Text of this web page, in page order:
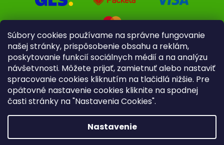
Súbory cookies používame na správne fungovanie
našej stránky, prispôsobenie obsahu a reklám,
poskytovanie funkcií sociálnych médií a na analýzu
návšetvnosti. Môžete prijať, zamietnuť alebo nastaviť
spracovanie cookies kliknutím na tlačidlá nižšie. Pre
opätovné nastavenie cookies kliknite na spodnej
časti stránky na "Nastavenia Cookies".
Nastavenie
Pre firmy Poradenstvo
iliek.sk. Všetky práva vyhradené.
nastavenie cookies